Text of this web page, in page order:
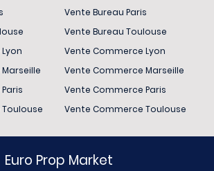
Vente Bureau Paris
Vente Bureau Toulouse
Vente Commerce Lyon
Vente Commerce Marseille
Vente Commerce Paris
Vente Commerce Toulouse
Euro Prop Market